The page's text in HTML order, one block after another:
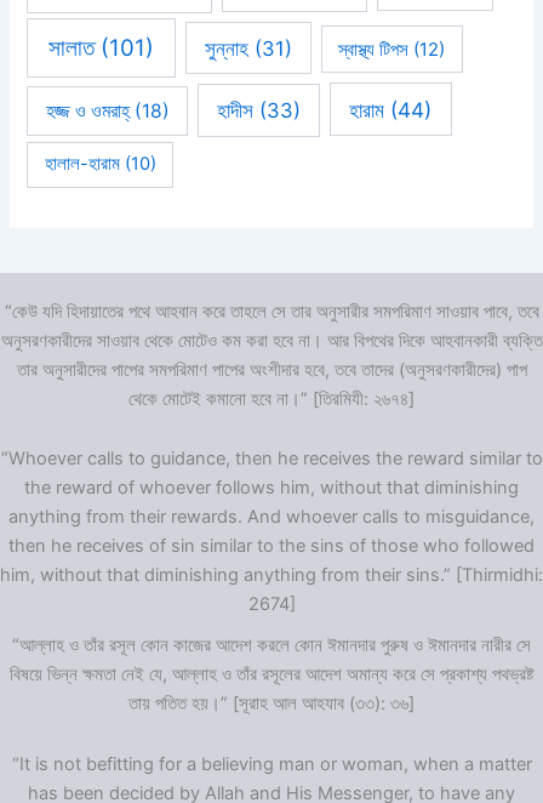
সালাত(101) সুন্নাহ (31) স্বাস্থ্য টিপস (12)
হজ্জ ও ওমরাহ্‌(18) হাদীস(33) হারাম (44)
হালাল-হারাম(10)
“কেউ যদি হিদায়াতের পথে আহবান করে তাহলে সে তার অনুসারীর সমপরিমাণ সাওয়াব পাবে, তবে
অনুসরণকারীদের সাওয়াব থেকে মোটেও কম করা হবে না। আর বিপথের দিকে আহবানকারী ব্যক্তি
তার অনুসারীদের পাপের সমপরিমাণ পাপের অংশীদার হবে, তবে তাদের (অনুসরণকারীদের) পাপ
থেকে মোটেই কমানো হবে না।” [তিরমিযী: ২৬৭৪]
“Whoever calls to guidance, then he receives the reward similar to
the reward of whoever follows him, without that diminishing
anything from their rewards. And whoever calls to misguidance,
then he receives of sin similar to the sins of those who followed
him, without that diminishing anything from their sins.” [Thirmidhi:
2674]
“আল্লাহ ও তাঁর রসূল কোন কাজের আদেশ করলে কোন ঈমানদার পুরুষ ও ঈমানদার নারীর সে
বিষয়ে ভিন্ন ক্ষমতা নেই যে, আল্লাহ ও তাঁর রসূলের আদেশ অমান্য করে সে প্রকাশ্য পথভ্রষ্ট
তায় পতিত হয়।” [সূরাহ আল আহযাব (৩৩): ৩৬]
“It is not befitting for a believing man or woman, when a matter
has been decided by Allah and His Messenger, to have any